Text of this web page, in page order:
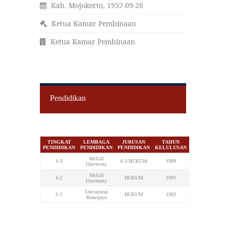
Kab. Mojokerto, 1957-09-26
Ketua Kamar Pembinaan
Ketua Kamar Pembinaan
Pendidikan
TINGKAT
PENDIDIKAN
LEMBAGA
PENDIDIKAN
JURUSAN
PENDIDIKAN
TAHUN
KELULUSAN
S-3
McGill
University
S-3 HUKUM 1999
S-2
McGill
University
HUKUM 1991
S-1
Universitas
Brawijaya
HUKUM 1983